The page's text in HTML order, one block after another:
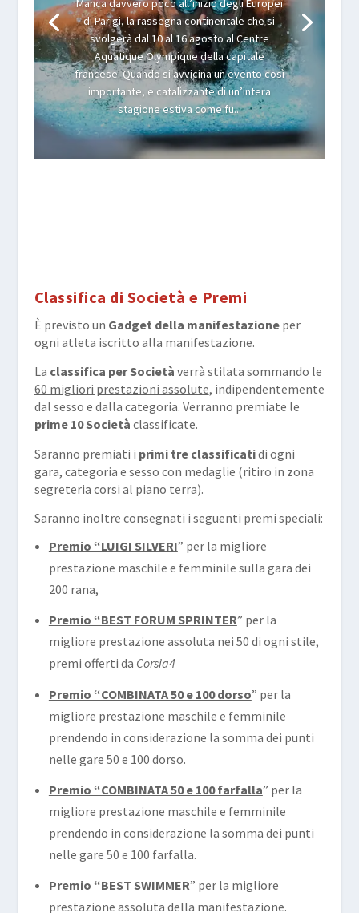
Manca davvero poco all’inizio degli Europei
di Parigi, la rassegna continentale che si
svolgerà dal 10 al 16 agosto al Centre
Aquatique Olympique della capitale
francese. Quando si avvicina un evento così
importante, e catalizzante di un’intera
stagione estiva come fu...
Classifica di Società e Premi
È previsto un Gadget della manifestazioneper
ogni atleta iscritto alla manifestazione.
La classifica per Società verrà stilata sommando le
60 migliori prestazioni assolute, indipendentemente
dal sesso e dalla categoria. Verranno premiate le
prime 10 Società classificate.
Saranno premiati i primi tre classificatidi ogni
gara, categoria e sesso con medaglie (ritiro in zona
segreteria corsi al piano terra).
Saranno inoltre consegnati i seguenti premi speciali:
Premio “LUIGI SILVERI” per la migliore
prestazione maschile e femminile sulla gara dei
200 rana,
Premio “BEST FORUM SPRINTER” per la
migliore prestazione assoluta nei 50 di ogni stile,
premi offerti da Corsia4
Premio “COMBINATA 50 e 100 dorso” per la
migliore prestazione maschile e femminile
prendendo in considerazione la somma dei punti
nelle gare 50 e 100 dorso.
Premio “COMBINATA 50 e 100 farfalla” per la
migliore prestazione maschile e femminile
prendendo in considerazione la somma dei punti
nelle gare 50 e 100 farfalla.
Premio “BEST SWIMMER” per la migliore
prestazione assoluta della manifestazione.